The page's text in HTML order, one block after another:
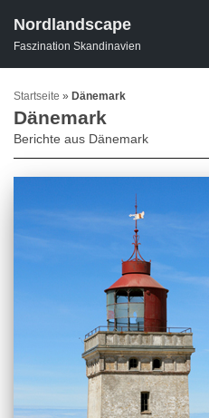
Zum
Nordlandscape
Faszination Skandinavien
Startseite » Dänemark
Dänemark
Berichte aus Dänemark